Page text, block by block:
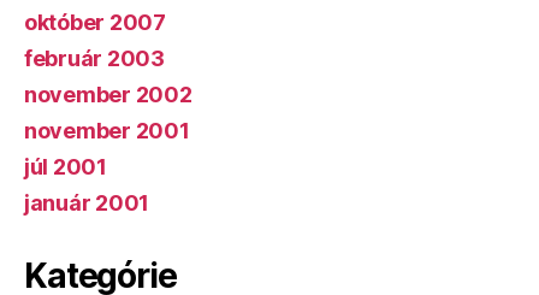
október 2007
február 2003
november 2002
november 2001
júl 2001
január 2001
Kategórie